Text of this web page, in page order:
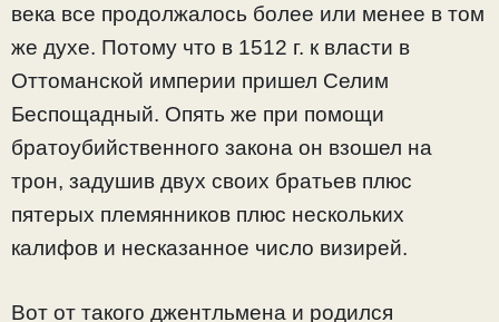
века все продолжалось более или менее в том
же духе. Потому что в 1512 г. к власти в
Оттоманской империи пришел Селим
Беспощадный. Опять же при помощи
братоубийственного закона он взошел на
трон, задушив двух своих братьев плюс
пятерых племянников плюс нескольких
калифов и несказанное число визирей.
Вот от такого джентльмена и родился